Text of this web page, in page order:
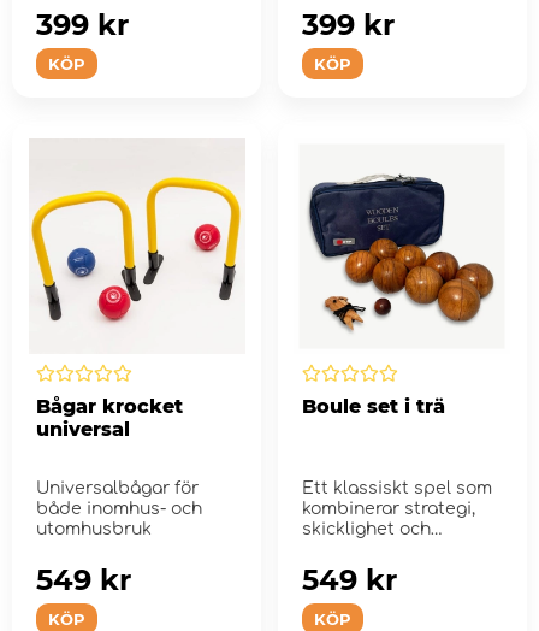
KÖP
399 kr
KÖP
399 kr
Bågar krocket
universal
Universalbågar för
både inomhus- och
utomhusbruk
KÖP
549 kr
Boule set i trä
Ett klassiskt spel som
kombinerar strategi,
skicklighet och
u...
KÖP
549 kr